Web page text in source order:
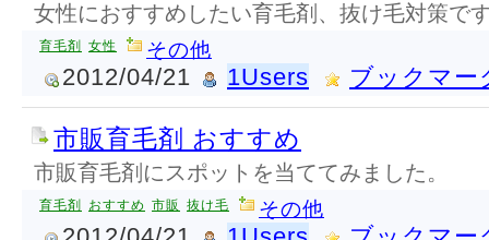
女性におすすめしたい育毛剤、抜け毛対策で
育毛剤 女性 その他
2012/04/21 1Users ブックマー
市販育毛剤 おすすめ
市販育毛剤にスポットを当ててみました。
育毛剤 おすすめ 市販 抜け毛 その他